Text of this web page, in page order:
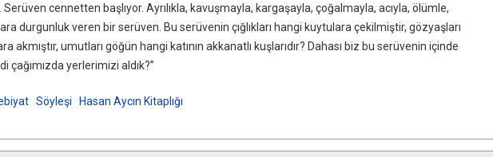
Serüven cennetten başlıyor. Ayrılıkla, kavuşmayla, kargaşayla, çoğalmayla, acıyla, ölümle,
durgunluk veren bir serüven. Bu serüvenin çığlıkları hangi kuytulara çekilmiştir, gözyaşları
akmıştır, umutları göğün hangi katının akkanatlı kuşlarıdır? Dahası biz bu serüvenin içinde
çağımızda yerlerimizi aldık?”
Söyleşi Hasan Aycın Kitaplığı